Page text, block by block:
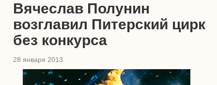
Вячеслав Полунин
возглавил Питерский цирк
без конкурса
28 января 2013